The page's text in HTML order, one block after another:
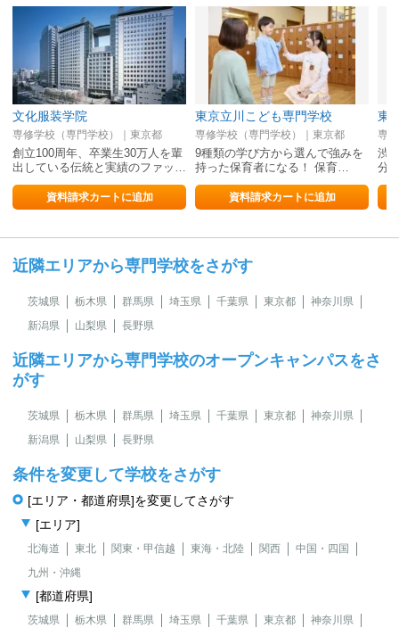
文化服装学院
専修学校（専門学校）｜東京都
創立100周年、卒業生30万人を輩
出している伝統と実績のファッ…
資料請求カートに追加
東京立川こども専門学校
専修学校（専門学校）｜東京都
9種類の学び方から選んで強みを
持った保育者になる！ 保育…
資料請求カートに追加
東
専
渋
分
近隣エリアから専門学校をさがす
茨城県 栃木県 群馬県 埼玉県 千葉県 東京都
神奈川県
新潟県
山梨県 長野県
近隣エリアから専門学校のオープンキャンパスをさ
がす
茨城県 栃木県 群馬県 埼玉県 千葉県 東京都
神奈川県
新潟県
山梨県 長野県
条件を変更して学校をさがす
[エリア・都道府県]を変更してさがす
[エリア]
北海道 東北 関東・甲信越 東海・北陸 関西
中国・四国
九州・沖縄
[都道府県]
茨城県 栃木県 群馬県 埼玉県 千葉県 東京都
神奈川県